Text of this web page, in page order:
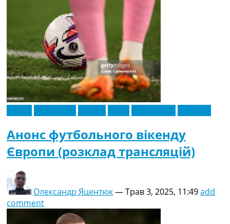
Анонс футбольного вікенду
Європи (розклад трансляцій)
Олександр Яцентюк—Трав 3, 2025, 11:49add
comment